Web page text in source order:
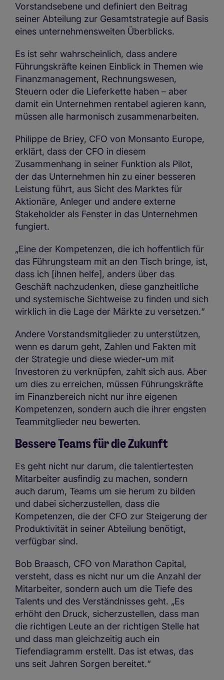
Vorstandsebene und definiert den Beitrag
seiner Abteilung zur Gesamtstrategie auf Basis
eines unternehmensweiten Überblicks.
Es ist sehr wahrscheinlich, dass andere
Führungskräfte keinen Einblick in Themen wie
Finanzmanagement, Rechnungswesen,
Steuern oder die Lieferkette haben – aber
damit ein Unternehmen rentabel agieren kann,
müssen alle harmonisch zusammenarbeiten.
Philippe de Briey, CFO von Monsanto Europe,
erklärt, dass der CFO in diesem
Zusammenhang in seiner Funktion als Pilot,
der das Unternehmen hin zu einer besseren
Leistung führt, aus Sicht des Marktes für
Aktionäre, Anleger und andere externe
Stakeholder als Fenster in das Unternehmen
fungiert.
„Eine der Kompetenzen, die ich hoffentlich für
das Führungsteam mit an den Tisch bringe, ist,
dass ich [ihnen helfe], anders über das
Geschäft nachzudenken, diese ganzheitliche
und systemische Sichtweise zu finden und sich
wirklich in die Lage der Märkte zu versetzen.“
Andere Vorstandsmitglieder zu unterstützen,
wenn es darum geht, Zahlen und Fakten mit
der Strategie und diese wieder-um mit
Investoren zu verknüpfen, zahlt sich aus. Aber
um dies zu erreichen, müssen Führungskräfte
im Finanzbereich nicht nur ihre eigenen
Kompetenzen, sondern auch die ihrer engsten
Teammitglieder neu bewerten.
Bessere Teams für die Zukunft
Es geht nicht nur darum, die talentiertesten
Mitarbeiter ausfindig zu machen, sondern
auch darum, Teams um sie herum zu bilden
und dabei sicherzustellen, dass die
Kompetenzen, die der CFO zur Steigerung der
Produktivität in seiner Abteilung benötigt,
verfügbar sind.
Bob Braasch, CFO von Marathon Capital,
versteht, dass es nicht nur um die Anzahl der
Mitarbeiter, sondern auch um die Tiefe des
Talents und des Verständnisses geht. „Es
erhöht den Druck, sicherzustellen, dass man
die richtigen Leute an der richtigen Stelle hat
und dass man gleichzeitig auch ein
Tiefendiagramm erstellt. Das ist etwas, das
uns seit Jahren Sorgen bereitet.“